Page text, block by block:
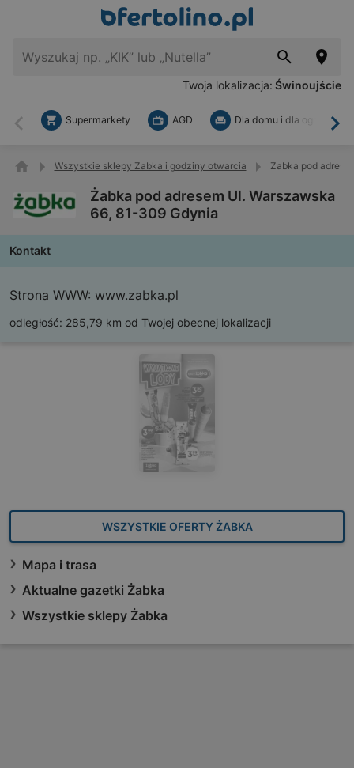
Twoja lokalizacja: Świnoujście
Wstecz
Supermarkety AGD Dla domu i dla ogrodu
Wszystkie sklepy Żabka i godziny otwarcia Żabka pod
Żabka pod adresem Ul. Warszawska
66, 81-309 Gdynia
Kontakt
Strona WWW: www.zabka.pl
odległość: 285,79 km od Twojej obecnej lokalizacji
WSZYSTKIE OFERTY ŻABKA
Mapa i trasa
Aktualne gazetki Żabka
Wszystkie sklepy Żabka